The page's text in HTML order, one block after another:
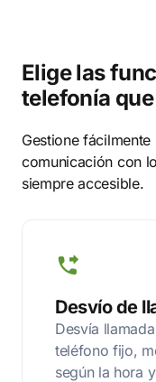
Elige las
telefonía
Gestione
comunicación con
siempre accesible.
Desvío de
Desvía
teléfono fijo,
según la hora